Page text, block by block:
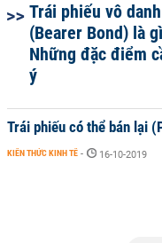
Trái phiếu vô danh
(Bearer Bond) là
Những đặc điểm
ý
Trái phiếu có thể bán lại
KIẾN THỨC KINH TẾ - 16-10-2019